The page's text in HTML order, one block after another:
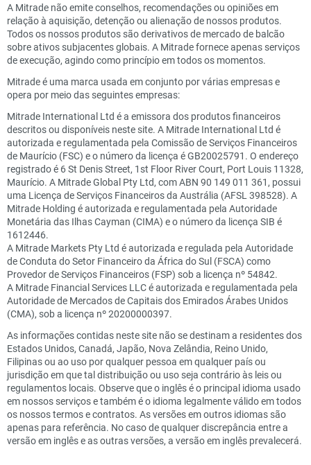
A Mitrade não emite conselhos, recomendações ou opiniões em
relação à aquisição, detenção ou alienação de nossos produtos.
Todos os nossos produtos são derivativos de mercado de balcão
sobre ativos subjacentes globais. A Mitrade fornece apenas serviços
de execução, agindo como princípio em todos os momentos.
Mitrade é uma marca usada em conjunto por várias empresas e
opera por meio das seguintes empresas:
Mitrade International Ltd é a emissora dos produtos financeiros
descritos ou disponíveis neste site. A Mitrade International Ltd é
autorizada e regulamentada pela Comissão de Serviços Financeiros
de Maurício (FSC) e o número da licença é GB20025791. O endereço
registrado é 6 St Denis Street, 1st Floor River Court, Port Louis 11328,
Maurício. A Mitrade Global Pty Ltd, com ABN 90 149 011 361, possui
uma Licença de Serviços Financeiros da Austrália (AFSL 398528). A
Mitrade Holding é autorizada e regulamentada pela Autoridade
Monetária das Ilhas Cayman (CIMA) e o número da licença SIB é
1612446.
A Mitrade Markets Pty Ltd é autorizada e regulada pela Autoridade
de Conduta do Setor Financeiro da África do Sul (FSCA) como
Provedor de Serviços Financeiros (FSP) sob a licença nº 54842.
A Mitrade Financial Services LLC é autorizada e regulamentada pela
Autoridade de Mercados de Capitais dos Emirados Árabes Unidos
(CMA), sob a licença nº 20200000397.
As informações contidas neste site não se destinam a residentes dos
Estados Unidos, Canadá, Japão, Nova Zelândia, Reino Unido,
Filipinas ou ao uso por qualquer pessoa em qualquer país ou
jurisdição em que tal distribuição ou uso seja contrário às leis ou
regulamentos locais. Observe que o inglês é o principal idioma usado
em nossos serviços e também é o idioma legalmente válido em todos
os nossos termos e contratos. As versões em outros idiomas são
apenas para referência. No caso de qualquer discrepância entre a
versão em inglês e as outras versões, a versão em inglês prevalecerá.